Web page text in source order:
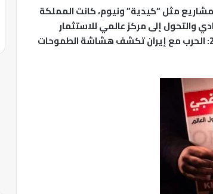
مثل “كيدية” ونيوم، كانت المملكة
والتحول إلى مركز عالمي للاستثمار
والتكنولوجيا والسياحة.صدمة الواقع تضرب رؤية السعودية 2030: الحرب مع إيران تكشف هشاشة الطموحات